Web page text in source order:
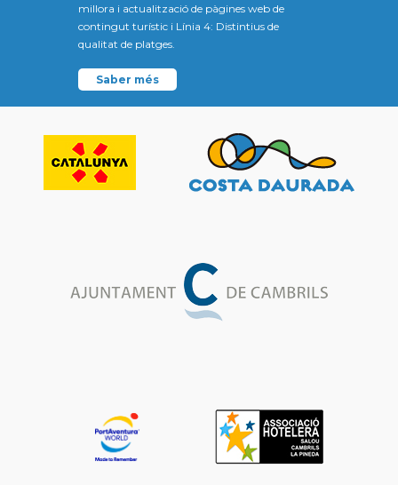
millora i actualització de pàgines web de
contingut turístic i Línia 4: Distintius de
qualitat de platges.
Saber més